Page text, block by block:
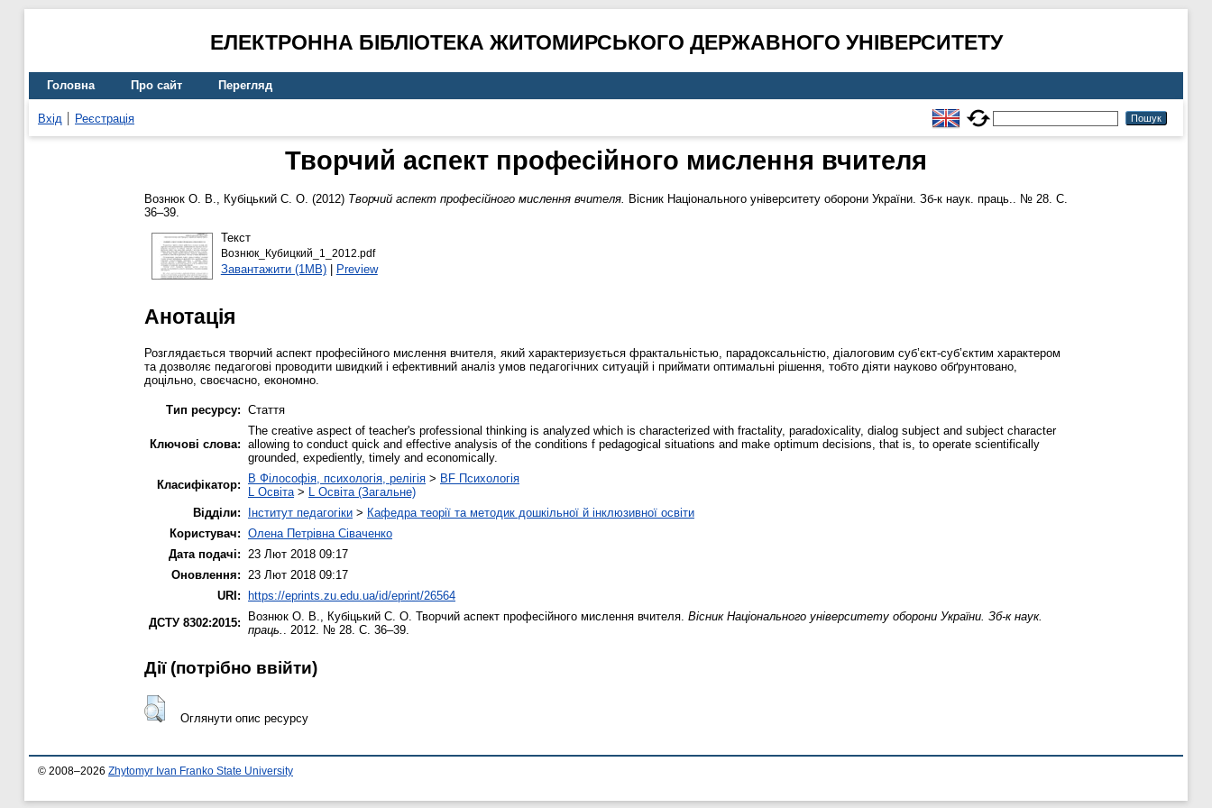
ЕЛЕКТРОННА БІБЛІОТЕКА ЖИТОМИРСЬКОГО ДЕРЖАВНОГО УНІВЕРСИТЕТУ
Головна Про сайт Перегляд
Вхід Реєстрація
Творчий аспект професійного мислення вчителя
Вознюк О. В., Кубіцький С. О. (2012) Творчий аспект професійного мислення вчителя. Вісник Національного університету оборони України. Зб-к наук. праць.. № 28. С.
36–39.
Текст
Вознюк_Кубицкий_1_2012.pdf
Завантажити (1MB)| Preview
Анотація
Розглядається творчий аспект професійного мислення вчителя, який характеризується фрактальністью, парадоксальністю, діалоговим суб’єкт-суб’єктим характером
та дозволяє педагогові проводити швидкий і ефективний аналіз умов педагогічних ситуацій і приймати оптимальні рішення, тобто діяти науково обґрунтовано,
доцільно, своєчасно, економно.
Тип ресурсу: Стаття
Ключові слова:
The creative aspect of teacher's professional thinking is analyzed which is characterized with fractality, paradoxicality, dialog subject and subject character
allowing to conduct quick and effective analysis of the conditions f pedagogical situations and make optimum decisions, that is, to operate scientifically
grounded, expediently, timely and economically.
Класифікатор:
B Філософія, психологія, релігія > BF Психологія
L Освіта > L Освіта (Загальне)
Відділи:
Інститут педагогіки > Кафедра теорії та методик дошкільної й інклюзивної освіти
Користувач: Олена Петрівна Сіваченко
Дата подачі:
23 Лют 2018 09:17
Оновлення:
23 Лют 2018 09:17
URI: https://eprints.zu.edu.ua/id/eprint/26564
ДСТУ 8302:2015:
Вознюк О. В. Кубіцький С. О. Творчий аспект професійного мислення вчителя. Вісник Національного університету оборони України. Зб-к наук.
праць.
. 2012. № 28. С. 36–39.
Дії ​​(потрібно ввійти)
Оглянути опис ресурсу
© 2008–2026 Zhytomyr Ivan Franko State University